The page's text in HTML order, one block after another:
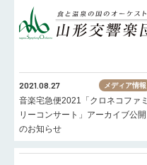
2021.08.27 メディア情報
音楽宅急便2021「クロネコファミ
リーコンサート」アーカイブ公開
のお知らせ